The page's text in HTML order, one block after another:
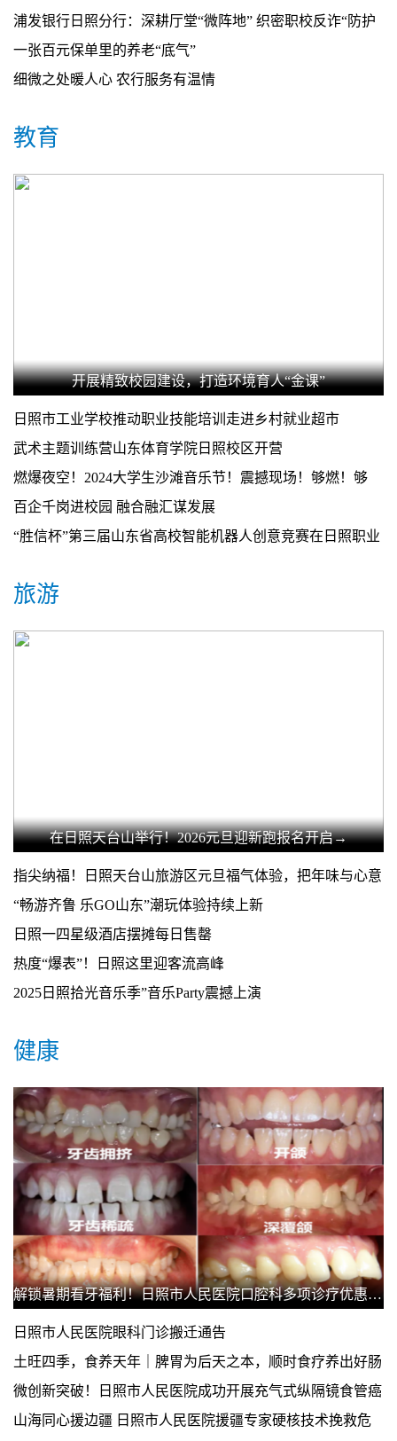
案例警示宣传
浦发银行日照分行：深耕厅堂“微阵地” 织密职校反诈“防护
网”
一张百元保单里的养老“底气”
细微之处暖人心 农行服务有温情
教育
开展精致校园建设，打造环境育人“金课”
日照市工业学校推动职业技能培训走进乡村就业超市
武术主题训练营山东体育学院日照校区开营
燃爆夜空！2024大学生沙滩音乐节！震撼现场！够燃！够
city！够氛围！
百企千岗进校园 融合融汇谋发展
“胜信杯”第三届山东省高校智能机器人创意竞赛在日照职业
旅游
在日照天台山举行！2026元旦迎新跑报名开启→
指尖纳福！日照天台山旅游区元旦福气体验，把年味与心意
带回家！
“畅游齐鲁 乐GO山东”潮玩体验持续上新
日照一四星级酒店摆摊每日售罄
热度“爆表”！日照这里迎客流高峰
2025日照拾光音乐季”音乐Party震撼上演
健康
解锁暑期看牙福利！日照市人民医院口腔科多项诊疗优惠上线
日照市人民医院眼科门诊搬迁通告
土旺四季，食养天年｜脾胃为后天之本，顺时食疗养出好肠
胃
微创新突破！日照市人民医院成功开展充气式纵隔镜食管癌
根治术
山海同心援边疆 日照市人民医院援疆专家硬核技术挽救危